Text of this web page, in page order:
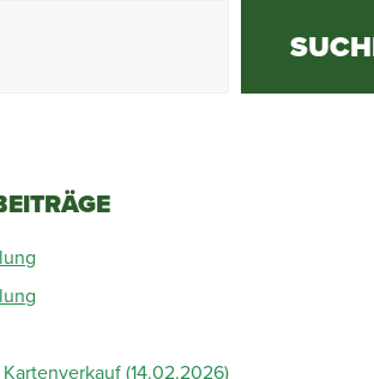
(14.02.2026)